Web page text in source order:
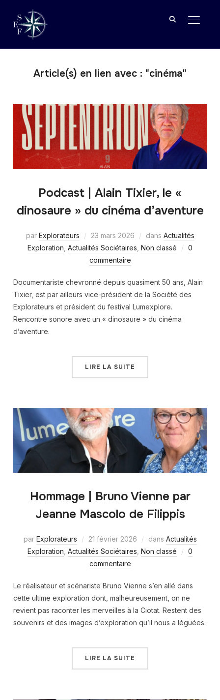
Article(s) en lien avec : "cinéma"
Podcast | Alain Tixier, le «
dinosaure » du cinéma d’aventure
par Explorateurs 23 mars 2026 dans Actualités
Exploration Actualités Sociétaires Non classé
0
commentaire
Documentariste chevronné depuis quasiment 50 ans, Alain
Tixier, est par ailleurs vice-président de la Société des
Explorateurs et président du festival Lumexplore.
Rencontre sonore avec un « dinosaure » du cinéma
d’aventure.
LIRE LA SUITE
Hommage | Bruno Vienne par
Jeanne Mascolo de Filippis
par Explorateurs 21 février 2026 dans Actualités
Exploration Actualités Sociétaires Non classé
0
commentaire
Le réalisateur et scénariste Bruno Vienne s’en allé dans
cette ultime exploration dont, malheureusement, on ne
revient pas raconter les merveilles à la Ciotat. Restent des
souvenirs et des images d’exploration qu’il nous a léguées.
LIRE LA SUITE